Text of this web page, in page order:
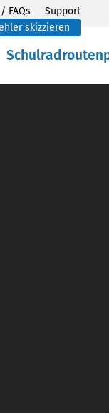
FAQs
Support
skizzieren